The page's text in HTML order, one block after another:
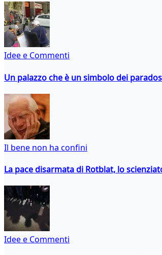
Idee e Commenti
Un palazzo che è un simbolo dei
Il bene non ha confini
La pace disarmata di Rotblat, lo
Idee e Commenti